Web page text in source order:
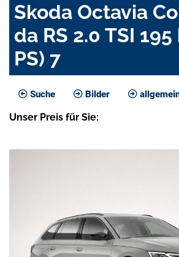
Skoda Octavia
da RS 2.0 TSI
PS) 7
Suche Bilder
Unser Preis für Sie: